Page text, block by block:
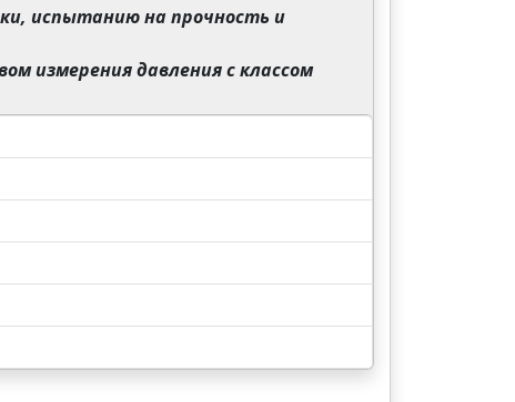
испытанию на прочность и
измерения давления с классом